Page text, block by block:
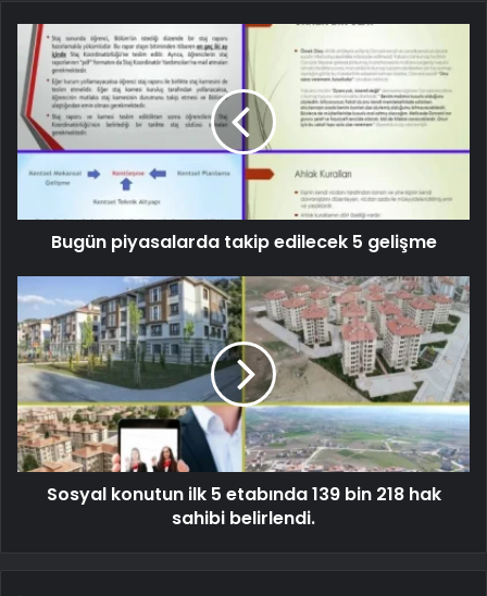
Bugün piyasalarda takip edilecek 5 gelişme
Sosyal konutun ilk 5 etabında 139 bin 218 hak
sahibi belirlendi.